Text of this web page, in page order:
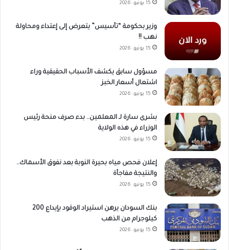
15 يونيو، 2026
وزير بحكومة “تأسيس” يتعرض إلى إعتداء ومحاولة
نهب !!
15 يونيو، 2026
مسؤول سابق يكشف الأسباب الحقيقية وراء
اشتعال أسعار الخبز
15 يونيو، 2026
بشرى سارة لـ المعلمين.. بدء صرف منحة رئيس
الوزراء في هذه الولاية
15 يونيو، 2026
إعلان فحص مياه بحيرة النوبة بعد نفوق الأسماك..
والنتيجة مفاجأة
15 يونيو، 2026
بنك السودان يرهن استيراد الوقود بإيداع 200
كيلوجرام من الذهب
15 يونيو، 2026